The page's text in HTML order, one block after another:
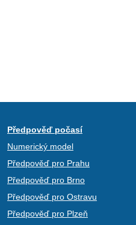
Předpověď počasí
Numerický model
Předpověď pro Prahu
Předpověď pro Brno
Předpověď pro Ostravu
Předpověď pro Plzeň